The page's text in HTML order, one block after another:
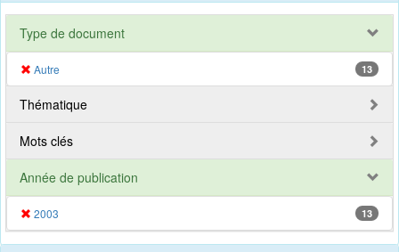
Type de document
Autre 13
Thématique
Mots clés
Année de publication
2003 13